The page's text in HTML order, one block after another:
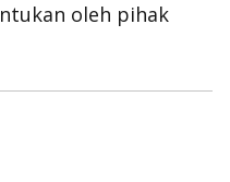
oleh pihak